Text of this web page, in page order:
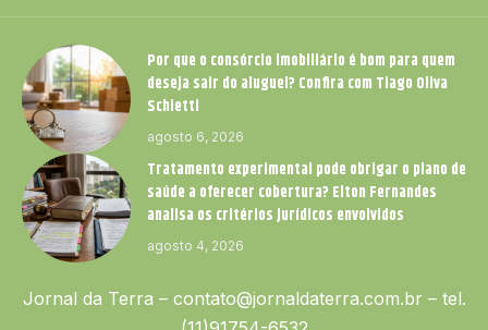
Por que o consórcio imobiliário é bom para quem
deseja sair do aluguel? Confira com Tiago Oliva
Schietti
agosto 6, 2026
Tratamento experimental pode obrigar o plano de
saúde a oferecer cobertura? Elton Fernandes
analisa os critérios jurídicos envolvidos
agosto 4, 2026
Jornal da Terra – contato@jornaldaterra.com.br – tel.